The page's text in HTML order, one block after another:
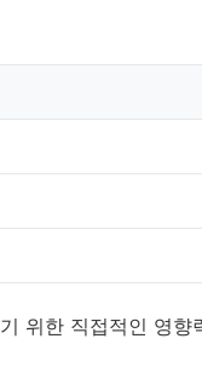
위한 직접적인 영향